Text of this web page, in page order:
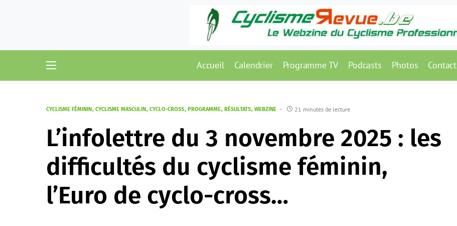
Accueil Calendrier Programme TV Podcasts Photos Contact
CYCLISME FÉMININ CYCLISME MASCULIN CYCLO-CROSS PROGRAMME RÉSULTATS WEBZINE 21 minutes de lecture
L’infolettre du 3 novembre 2025 : les
difficultés du cyclisme féminin,
l’Euro de cyclo-cross…